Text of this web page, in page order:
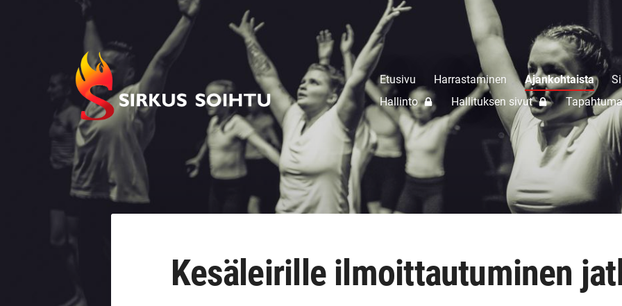
Imatran Nuorisosirkusyhdistys ry
Etusivu Harrastaminen Ajankohtaista
Hallinto
Hallituksen sivut
Kesäleirille ilmoittautuminen